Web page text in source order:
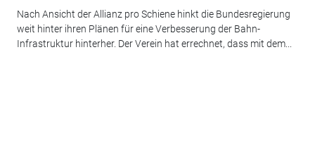
Nach Ansicht der Allianz pro Schiene hinkt die Bundesregierung
weit hinter ihren Plänen für eine Verbesserung der Bahn-
Infrastruktur hinterher. Der Verein hat errechnet, dass mit dem...